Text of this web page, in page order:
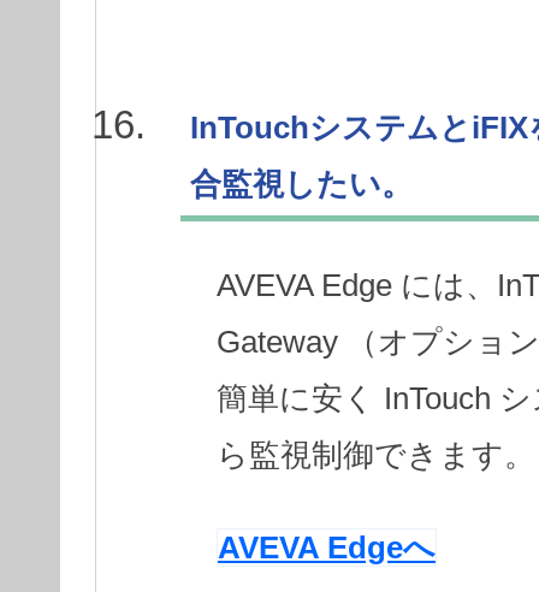
InTouchシステムと
合監視したい。
AVEVA Edge には、
Gateway （オプショ
簡単に安く InTouch
ら監視制御できます。
AVEVA Edgeへ